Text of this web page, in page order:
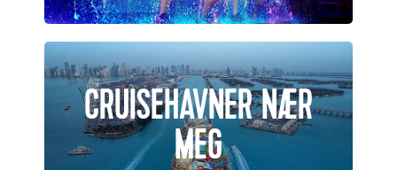
CRUISEHAVNER NÆR
MEG